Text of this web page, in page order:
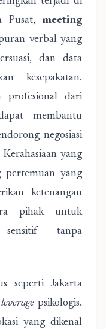
Pusat, meeting
verbal yang
dan data
kesepakatan.
profesional dari
membantu
negosiasi
yang
pertemuan yang
ketenangan
pihak untuk
sensitif tanpa
seperti Jakarta
leveragepsikologis.
yang dikenal